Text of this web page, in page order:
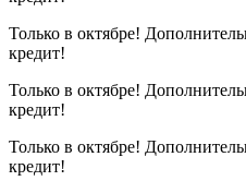
Только в октябре!
кредит!
Только в октябре!
кредит!
Только в октябре!
кредит!